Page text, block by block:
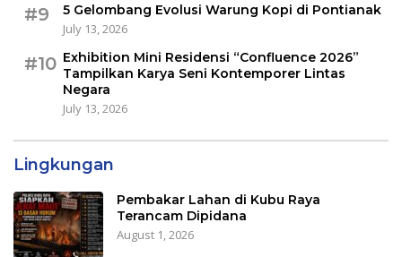
#9
5 Gelombang Evolusi Warung Kopi di Pontianak
July 13, 2026
#10 Exhibition Mini Residensi “Confluence 2026”
Tampilkan Karya Seni Kontemporer Lintas
Negara
July 13, 2026
Lingkungan
Pembakar Lahan di Kubu Raya
Terancam Dipidana
August 1, 2026